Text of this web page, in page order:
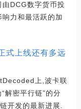
DCG数字货币投
力和最活跃的加
式上线还有多远
上,波卡联
解密平行链”的分
开发的最新进展.